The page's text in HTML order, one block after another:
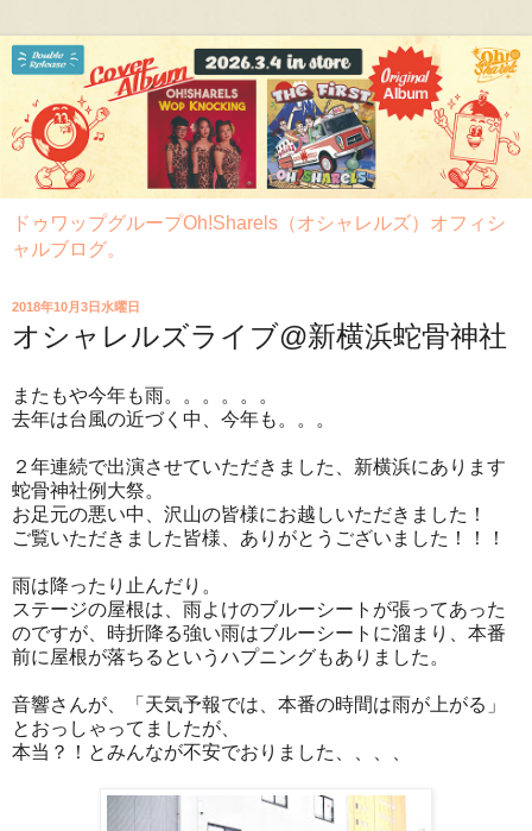
ドゥワップグループOh!Sharels（オシャレルズ）オフィシ
ャルブログ。
2018年10月3日水曜日
オシャレルズライブ@新横浜蛇骨神社
またもや今年も雨。。。。。。
去年は台風の近づく中、今年も。。。
２年連続で出演させていただきました、新横浜にあります
蛇骨神社例大祭。
お足元の悪い中、沢山の皆様にお越しいただきました！
ご覧いただきました皆様、ありがとうございました！！！
雨は降ったり止んだり。
ステージの屋根は、雨よけのブルーシートが張ってあった
のですが、時折降る強い雨はブルーシートに溜まり、本番
前に屋根が落ちるというハプニングもありました。
音響さんが、「天気予報では、本番の時間は雨が上がる」
とおっしゃってましたが、
本当？！とみんなが不安でおりました、、、、